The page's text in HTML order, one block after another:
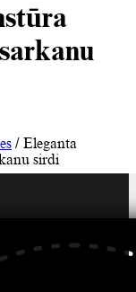
/ Eleganta
sirdi